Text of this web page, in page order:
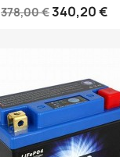
378,00 €340,20 €